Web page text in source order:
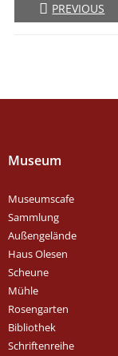
PREVIOUS
Museum
Museumscafe
Sammlung
Außengelände
Haus Olesen
Scheune
Mühle
Rosengarten
Bibliothek
Schriftenreihe